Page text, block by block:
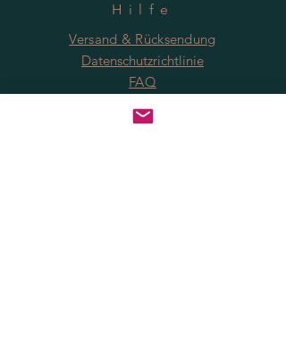
Hilfe
Versand & Rücksendung
Datenschutzrichtlinie
FAQ